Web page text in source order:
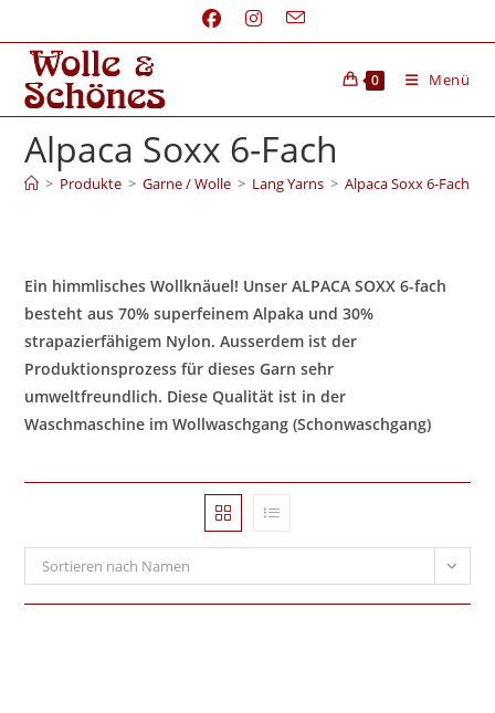
0 Menü
Alpaca Soxx 6-Fach
> Produkte > Garne / Wolle > Lang Yarns > Alpaca Soxx 6-Fach
Ein himmlisches Wollknäuel! Unser ALPACA SOXX 6-fach
besteht aus 70% superfeinem Alpaka und 30%
strapazierfähigem Nylon. Ausserdem ist der
Produktionsprozess für dieses Garn sehr
umweltfreundlich. Diese Qualität ist in der
Waschmaschine im Wollwaschgang (Schonwaschgang)
Sortieren nach Namen